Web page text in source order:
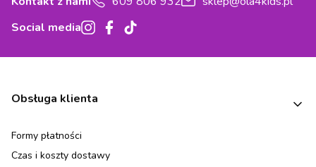
Social media
Linki w stopce
Obsługa klienta
Formy płatności
Czas i koszty dostawy